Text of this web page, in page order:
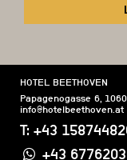
HOTEL BEETHOVEN
Papagenogasse 6, 1060
info@hotelbeethoven.at
T: +43
+43